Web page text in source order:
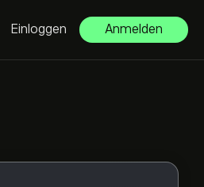
Einloggen Anmelden